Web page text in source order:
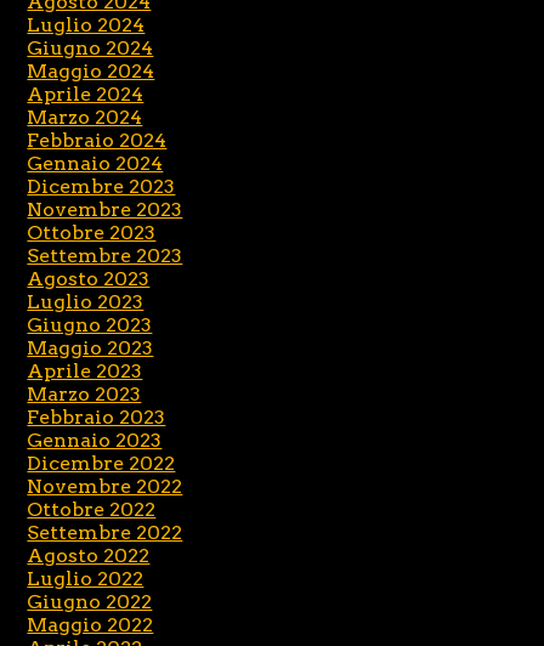
Luglio 2024
Giugno 2024
Maggio 2024
Aprile 2024
Marzo 2024
Febbraio 2024
Gennaio 2024
Dicembre 2023
Novembre 2023
Ottobre 2023
Settembre 2023
Agosto 2023
Luglio 2023
Giugno 2023
Maggio 2023
Aprile 2023
Marzo 2023
Febbraio 2023
Gennaio 2023
Dicembre 2022
Novembre 2022
Ottobre 2022
Settembre 2022
Agosto 2022
Luglio 2022
Giugno 2022
Maggio 2022